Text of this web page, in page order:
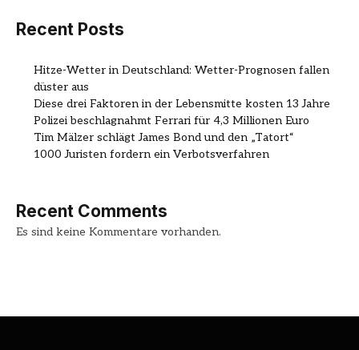
Recent Posts
Hitze-Wetter in Deutschland: Wetter-Prognosen fallen
düster aus
Diese drei Faktoren in der Lebensmitte kosten 13 Jahre
Polizei beschlagnahmt Ferrari für 4,3 Millionen Euro
Tim Mälzer schlägt James Bond und den „Tatort“
1000 Juristen fordern ein Verbotsverfahren
Recent Comments
Es sind keine Kommentare vorhanden.